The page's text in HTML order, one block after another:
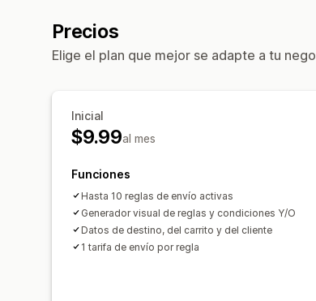
Precios
Elige el plan que mejor se adapte a tu
Inicial
$9.99al mes
Funciones
Hasta 10 reglas de envío activas
Generador visual de reglas y condiciones Y/O
Datos de destino, del carrito y del cliente
1 tarifa de envío por regla